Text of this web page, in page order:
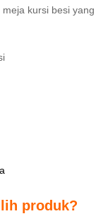
kursi besi yang
produk?